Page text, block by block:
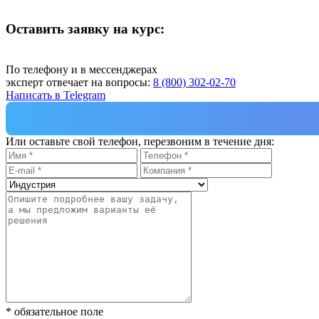
Оставить заявку на курс:
По телефону и в мессенджерах
эксперт отвечает на вопросы: 8 (800) 302-02-70
Написать в Telegram
Или оставьте свой телефон, перезвоним в течение дня:
* обязательное поле